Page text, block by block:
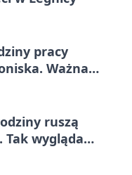
pracy
Ważna
ruszą
wygląda